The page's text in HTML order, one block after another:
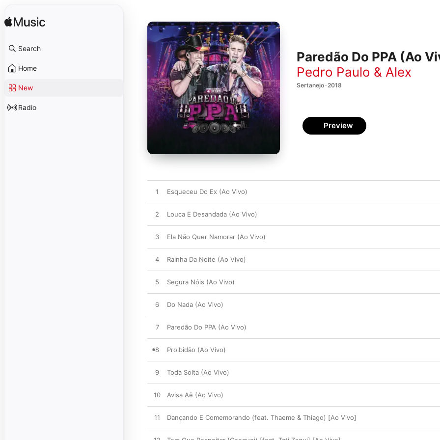
Search
Home
New
Radio
Paredão Do PPA (Ao
Pedro Paulo & Alex
Sertanejo · 2018
Preview
1 Esqueceu Do Ex (Ao Vivo)
2 Louca E Desandada (Ao Vivo)
3 Ela Não Quer Namorar (Ao Vivo)
4 Rainha Da Noite (Ao Vivo)
5 Segura Nóis (Ao Vivo)
6 Do Nada (Ao Vivo)
7 Paredão Do PPA (Ao Vivo)
8 Proibidão (Ao Vivo)
9 Toda Solta (Ao Vivo)
10 Avisa Aê (Ao Vivo)
11 Dançando E Comemorando (feat. Thaeme & Thiago) [Ao Vivo]